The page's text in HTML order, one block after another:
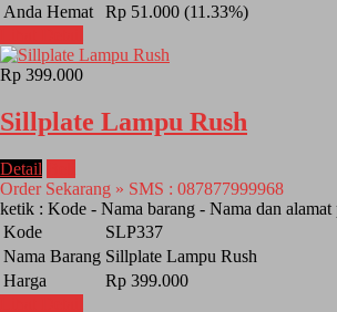
Anda Hemat
Rp 51.000 (11.33%)
Rp 399.000
Sillplate Lampu Rush
Detail
Order Sekarang » SMS : 087877999968
ketik : Kode - Nama barang - Nama dan alamat
Kode
SLP337
Nama Barang Sillplate Lampu Rush
Harga
Rp 399.000